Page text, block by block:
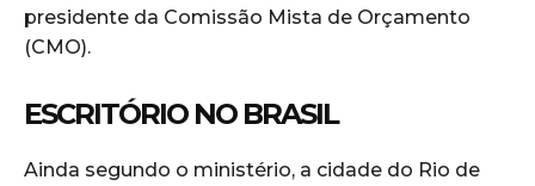
presidente da Comissão Mista de Orçamento
(CMO).
ESCRITÓRIO NO BRASIL
Ainda segundo o ministério, a cidade do Rio de